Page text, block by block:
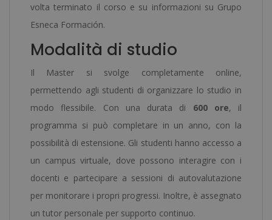
volta terminato il corso e su informazioni su Grupo
Esneca Formación.
Modalità di studio
Il Master si svolge completamente online,
permettendo agli studenti di organizzare lo studio in
modo flessibile. Con una durata di 600 ore, il
programma si può completare in un anno, con la
possibilità di estensione. Gli studenti hanno accesso a
un campus virtuale, dove possono interagire con i
docenti e partecipare a sessioni di autovalutazione
per monitorare i propri progressi. Inoltre, è assegnato
un tutor personale per supporto continuo.